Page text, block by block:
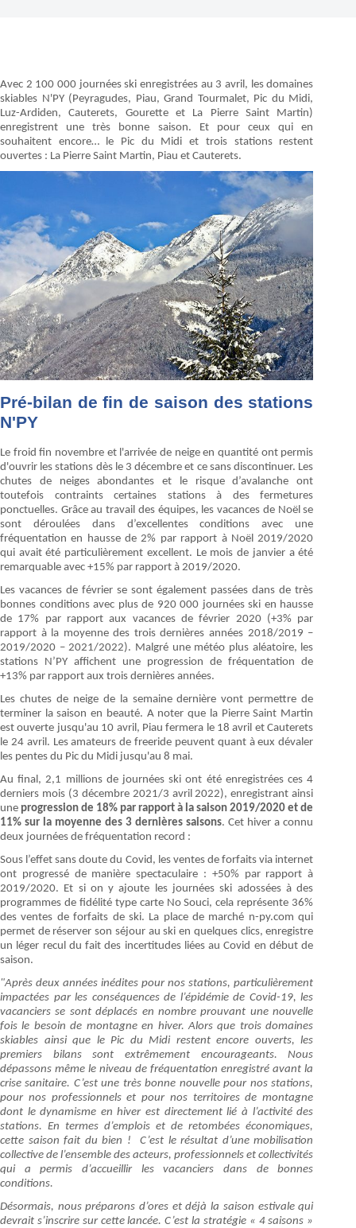
Avec 2 100 000 journées ski enregistrées au 3 avril, les domaines
skiables N'PY (Peyragudes, Piau, Grand Tourmalet, Pic du Midi,
Luz-Ardiden, Cauterets, Gourette et La Pierre Saint Martin)
enregistrent une très bonne saison. Et pour ceux qui en
souhaitent encore… le Pic du Midi et trois stations restent
ouvertes : La Pierre Saint Martin, Piau et Cauterets.
Pré-bilan de fin de saison des stations
N'PY
Le froid fin novembre et l'arrivée de neige en quantité ont permis
d'ouvrir les stations dès le 3 décembre et ce sans discontinuer. Les
chutes de neiges abondantes et le risque d’avalanche ont
toutefois contraints certaines stations à des fermetures
ponctuelles. Grâce au travail des équipes, les vacances de Noël se
sont déroulées dans d’excellentes conditions avec une
fréquentation en hausse de 2% par rapport à Noël 2019/2020
qui avait été particulièrement excellent. Le mois de janvier a été
remarquable avec +15% par rapport à 2019/2020.
Les vacances de février se sont également passées dans de très
bonnes conditions avec plus de 920 000 journées ski en hausse
de 17% par rapport aux vacances de février 2020 (+3% par
rapport à la moyenne des trois dernières années 2018/2019 –
2019/2020 – 2021/2022). Malgré une météo plus aléatoire, les
stations N’PY affichent une progression de fréquentation de
+13% par rapport aux trois dernières années.
Les chutes de neige de la semaine dernière vont permettre de
terminer la saison en beauté. A noter que la Pierre Saint Martin
est ouverte jusqu'au 10 avril, Piau fermera le 18 avril et Cauterets
le 24 avril. Les amateurs de freeride peuvent quant à eux dévaler
les pentes du Pic du Midi jusqu'au 8 mai.
Au final, 2,1 millions de journées ski ont été enregistrées ces 4
derniers mois (3 décembre 2021/3 avril 2022), enregistrant ainsi
une progression de 18% par rapport à la saison 2019/2020 et de
11% sur la moyenne des 3 dernières saisons. Cet hiver a connu
deux journées de fréquentation record :
Sous l’effet sans doute du Covid, les ventes de forfaits via internet
ont progressé de manière spectaculaire : +50% par rapport à
2019/2020. Et si on y ajoute les journées ski adossées à des
programmes de fidélité type carte No Souci, cela représente 36%
des ventes de forfaits de ski. La place de marché n-py.com qui
permet de réserver son séjour au ski en quelques clics, enregistre
un léger recul du fait des incertitudes liées au Covid en début de
saison.
"Après deux années inédites pour nos stations, particulièrement
impactées par les conséquences de l’épidémie de Covid-19, les
vacanciers se sont déplacés en nombre prouvant une nouvelle
fois le besoin de montagne en hiver. Alors que trois domaines
skiables ainsi que le Pic du Midi restent encore ouverts, les
premiers bilans sont extrêmement encourageants. Nous
dépassons même le niveau de fréquentation enregistré avant la
crise sanitaire. C’est une très bonne nouvelle pour nos stations,
pour nos professionnels et pour nos territoires de montagne
dont le dynamisme en hiver est directement lié à l’activité des
stations. En termes d’emplois et de retombées économiques,
cette saison fait du bien ! C’est le résultat d’une mobilisation
collective de l’ensemble des acteurs, professionnels et collectivités
qui a permis d’accueillir les vacanciers dans de bonnes
conditions.
Désormais, nous préparons d’ores et déjà la saison estivale qui
devrait s’inscrire sur cette lancée. C’est la stratégie « 4 saisons »